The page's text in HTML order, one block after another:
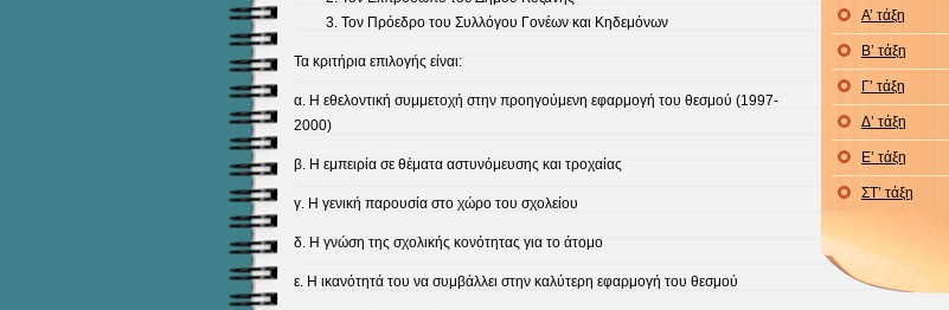
Τον Πρόεδρο του Συλλόγου Γονέων και Κηδεμόνων
Τα κριτήρια επιλογής είναι:
α. Η εθελοντική συμμετοχή στην προηγούμενη εφαρμογή του θεσμού (1997-
2000)
β. Η εμπειρία σε θέματα αστυνόμευσης και τροχαίας
γ. Η γενική παρουσία στο χώρο του σχολείου
δ. Η γνώση της σχολικής κονότητας για το άτομο
ε. Η ικανότητά του να συμβάλλει στην καλύτερη εφαρμογή του θεσμού
Α’ τάξη
Β’ τάξη
Γ’ τάξη
Δ’ τάξη
Ε’ τάξη
ΣΤ’ τάξη